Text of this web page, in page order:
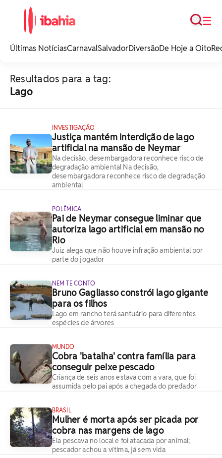
noticias e
☰
Busca
Últimas NotíciasCarnavalSalvadorDiversãoDe Hoje a Oito
Resultados para a tag:
Lago
INVESTIGAÇÃO
Justiça mantém interdição de lago
artificial na mansão de Neymar
Na decisão, desembargadora reconhece risco de
degradação ambiental Na decisão,
desembargadora reconhece risco de degradação
ambiental
POLÊMICA
Pai de Neymar consegue liminar que
autoriza lago artificial em mansão no
Rio
Juiz alega que não houve infração ambiental por
parte do jogador
NEM TE CONTO
Bruno Gagliasso constrói lago gigante
para os filhos
Lago em rancho terá santuário para diferentes
espécies de árvores
MUNDO
Cobra 'batalha' contra família para
conseguir peixe pescado
Criança de seis anos estava com a vara, que foi
assumida pelo pai após a chegada do predador
BRASIL
Mulher é morta após ser picada por
cobra nas margens de lago
Ela pescava no local e foi atacada por animal;
pescador achou a vítima, já sem vida